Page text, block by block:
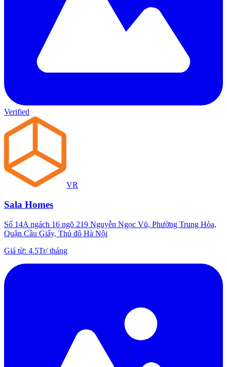
Verified
VR
Sala Homes
Số 14A ngách 16 ngõ 219 Nguyễn Ngọc Vũ, Phường Trung Hòa,
Quận Cầu Giấy, Thủ đô Hà Nội
Giá từ: 4.5Tr/tháng